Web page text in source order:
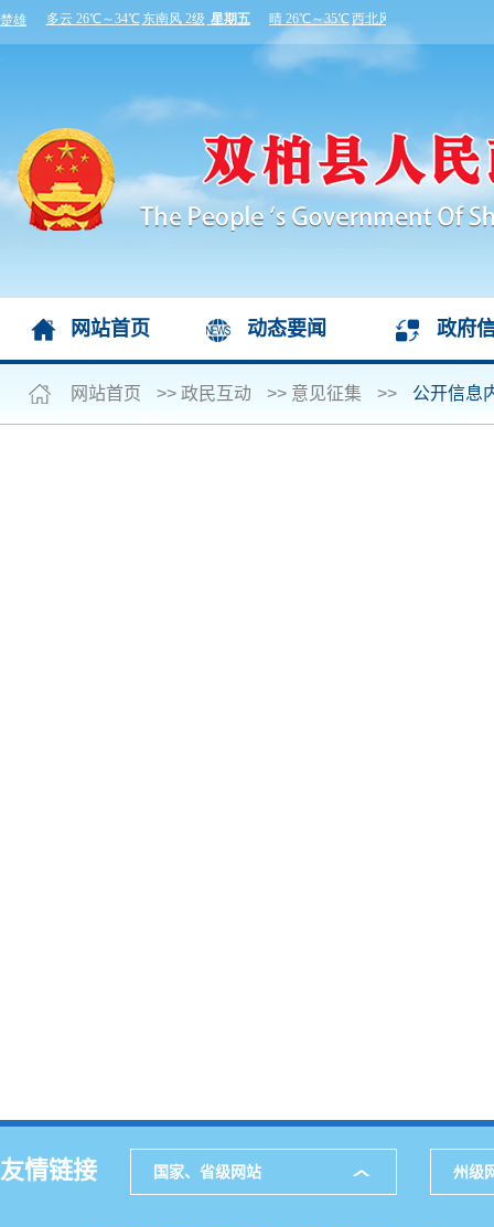
网站首页 动态要闻 政府
网站首页 >> 政民互动 >> 意见征集 >> 公开信息
友情链接 国家、省级网站 州级